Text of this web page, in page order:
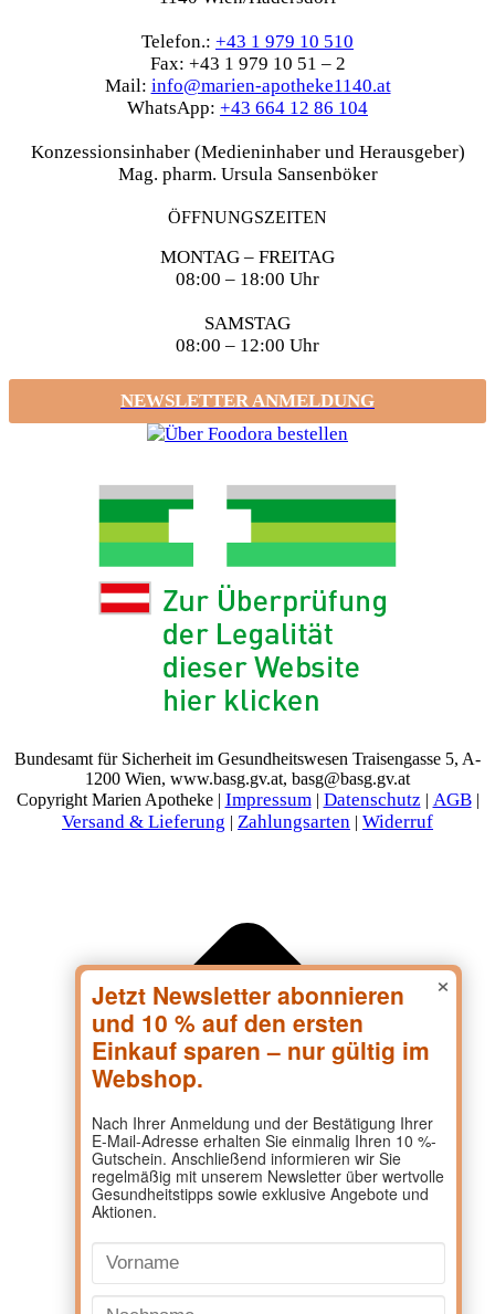
Telefon.: +43 1 979 10 510
Fax: +43 1 979 10 51 – 2
Mail: info@marien-apotheke1140.at
WhatsApp: +43 664 12 86 104
Konzessionsinhaber (Medieninhaber und Herausgeber)
Mag. pharm. Ursula Sansenböker
ÖFFNUNGSZEITEN
MONTAG – FREITAG
08:00 – 18:00 Uhr
SAMSTAG
08:00 – 12:00 Uhr
NEWSLETTER ANMELDUNG
Bundesamt für Sicherheit im Gesundheitswesen Traisengasse 5, A-
1200 Wien, www.basg.gv.at, basg@basg.gv.at
Copyright Marien Apotheke | Impressum| Datenschutz | AGB|
Versand & Lieferung | Zahlungsarten | Widerruf
×